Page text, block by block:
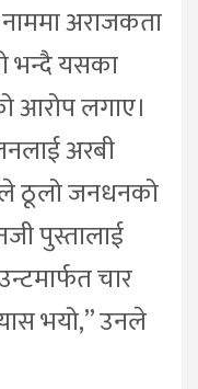
अराजकता
भन्दै यसका
आरोप लगाए।
अरबी
ठूलो जनधनको
पुस्तालाई
चार
भयो,” उनले